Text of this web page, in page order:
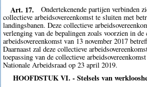
Art. 17.
Ondertekenende partijen verbinden
collectieve arbeidsovereenkomst te sluiten met
landingsbanen. Deze collectieve
verlenging van de bepalingen zoals voorzien in de
arbeidsovereenkomst van 13 november 2017
Daarnaast zal deze collectieve
toepassing van de collectieve
Nationale Arbeidsraad op 23 april 2019.
HOOFDSTUK VI. - Stelsels van